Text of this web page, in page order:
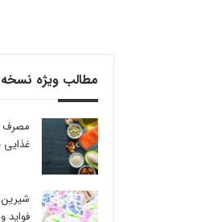
مطالب ویژه نسخه